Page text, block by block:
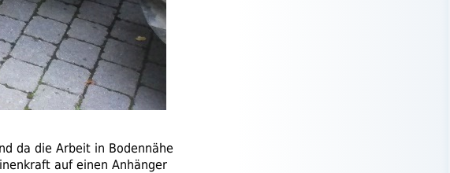
da die Arbeit in Bodennähe
auf einen Anhänger